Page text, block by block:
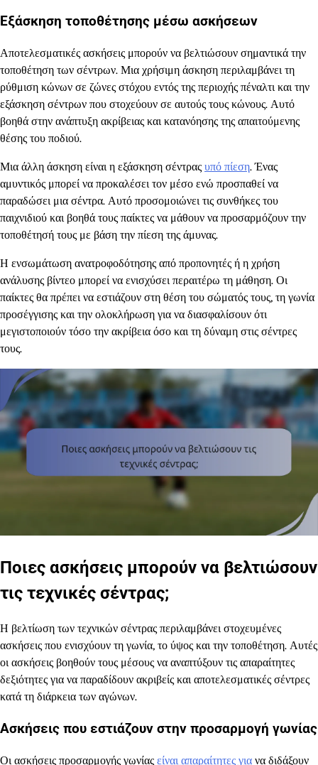
Εξάσκηση τοποθέτησης μέσω ασκήσεων
Αποτελεσματικές ασκήσεις μπορούν να βελτιώσουν σημαντικά την
τοποθέτηση των σέντρων. Μια χρήσιμη άσκηση περιλαμβάνει τη
ρύθμιση κώνων σε ζώνες στόχου εντός της περιοχής πέναλτι και την
εξάσκηση σέντρων που στοχεύουν σε αυτούς τους κώνους. Αυτό
βοηθά στην ανάπτυξη ακρίβειας και κατανόησης της απαιτούμενης
θέσης του ποδιού.
Μια άλλη άσκηση είναι η εξάσκηση σέντρας υπό πίεση. Ένας
αμυντικός μπορεί να προκαλέσει τον μέσο ενώ προσπαθεί να
παραδώσει μια σέντρα. Αυτό προσομοιώνει τις συνθήκες του
παιχνιδιού και βοηθά τους παίκτες να μάθουν να προσαρμόζουν την
τοποθέτησή τους με βάση την πίεση της άμυνας.
Η ενσωμάτωση ανατροφοδότησης από προπονητές ή η χρήση
ανάλυσης βίντεο μπορεί να ενισχύσει περαιτέρω τη μάθηση. Οι
παίκτες θα πρέπει να εστιάζουν στη θέση του σώματός τους, τη γωνία
προσέγγισης και την ολοκλήρωση για να διασφαλίσουν ότι
μεγιστοποιούν τόσο την ακρίβεια όσο και τη δύναμη στις σέντρες
τους.
Ποιες ασκήσεις μπορούν να βελτιώσουν
τις τεχνικές σέντρας;
Η βελτίωση των τεχνικών σέντρας περιλαμβάνει στοχευμένες
ασκήσεις που ενισχύουν τη γωνία, το ύψος και την τοποθέτηση. Αυτές
οι ασκήσεις βοηθούν τους μέσους να αναπτύξουν τις απαραίτητες
δεξιότητες για να παραδίδουν ακριβείς και αποτελεσματικές σέντρες
κατά τη διάρκεια των αγώνων.
Ασκήσεις που εστιάζουν στην προσαρμογή γωνίας
Οι ασκήσεις προσαρμογής γωνίας είναι απαραίτητες για να διδάξουν